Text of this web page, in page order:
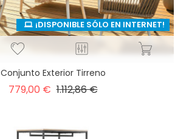
¡DISPONIBLE SÓLO EN INTERNET!
Conjunto Exterior Tirreno
779,00 € Precio
1.112,86 €Precio